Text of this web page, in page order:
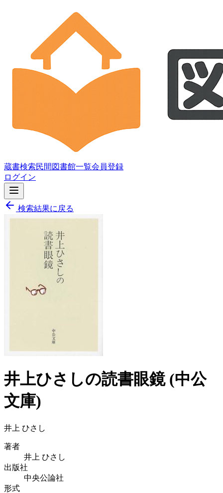
蔵書検索民間図書館一覧会員登録
ログイン
検索結果に戻る
井上ひさしの読書眼鏡 (中公
文庫)
井上 ひさし
著者
井上 ひさし
出版社
中央公論社
形式